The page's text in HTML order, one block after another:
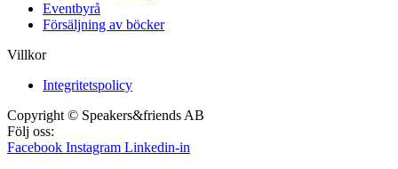
Eventbyrå
Försäljning av böcker
Villkor
Integritetspolicy
Copyright © Speakers&friends AB
Följ oss:
Facebook Instagram Linkedin-in